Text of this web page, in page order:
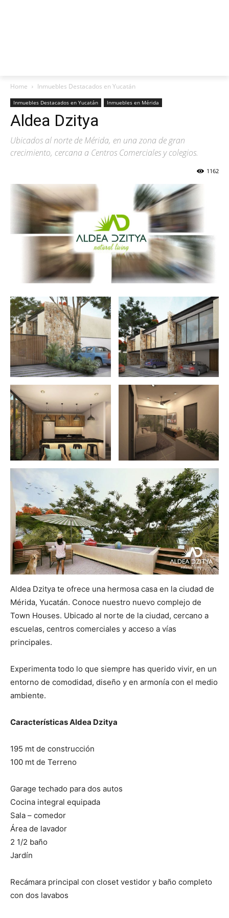
Home Inmuebles Destacados en Yucatán
Inmuebles Destacados en Yucatán Inmuebles en Mérida
Aldea Dzitya
Ubicados al norte de Mérida, en una zona de gran
crecimiento, cercana a Centros Comerciales y colegios.
1162
Aldea Dzitya te ofrece una hermosa casa en la ciudad de
Mérida, Yucatán. Conoce nuestro nuevo complejo de
Town Houses. Ubicado al norte de la ciudad, cercano a
escuelas, centros comerciales y acceso a vías
principales.
Experimenta todo lo que siempre has querido vivir, en un
entorno de comodidad, diseño y en armonía con el medio
ambiente.
Características Aldea Dzitya
195 mt de construcción
100 mt de Terreno
Garage techado para dos autos
Cocina integral equipada
Sala – comedor
Área de lavador
2 1/2 baño
Jardín
Recámara principal con closet vestidor y baño completo
con dos lavabos